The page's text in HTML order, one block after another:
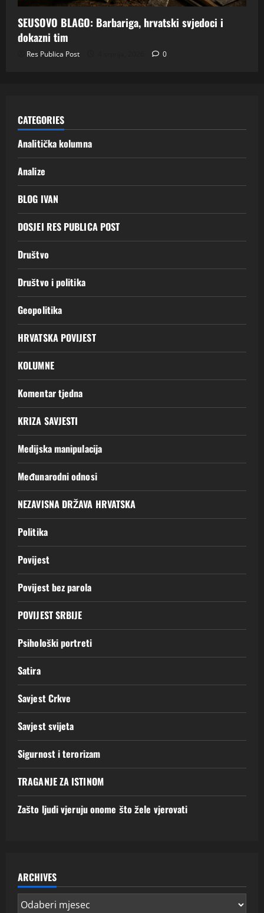
SEUSOVO BLAGO: Barbariga, hrvatski svjedoci i
dokazni tim
Res Publica Post 0
CATEGORIES
Analitička kolumna
Analize
BLOG IVAN
DOSJEI RES PUBLICA POST
Društvo
Društvo i politika
Geopolitika
HRVATSKA POVIJEST
KOLUMNE
Komentar tjedna
KRIZA SAVJESTI
Medijska manipulacija
Međunarodni odnosi
NEZAVISNA DRŽAVA HRVATSKA
Politika
Povijest
Povijest bez parola
POVIJEST SRBIJE
Psihološki portreti
Satira
Savjest Crkve
Savjest svijeta
Sigurnost i terorizam
TRAGANJE ZA ISTINOM
Zašto ljudi vjeruju onome što žele vjerovati
ARCHIVES